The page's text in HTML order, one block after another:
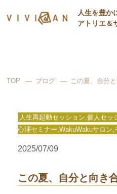
⼈⽣を豊か
アトリエ＆
TOP ブログ この夏、自分
人生再起動セッション,個人セ
心理セミナー,WakuWakuサロン,
2025/07/09
この夏、自分と向き